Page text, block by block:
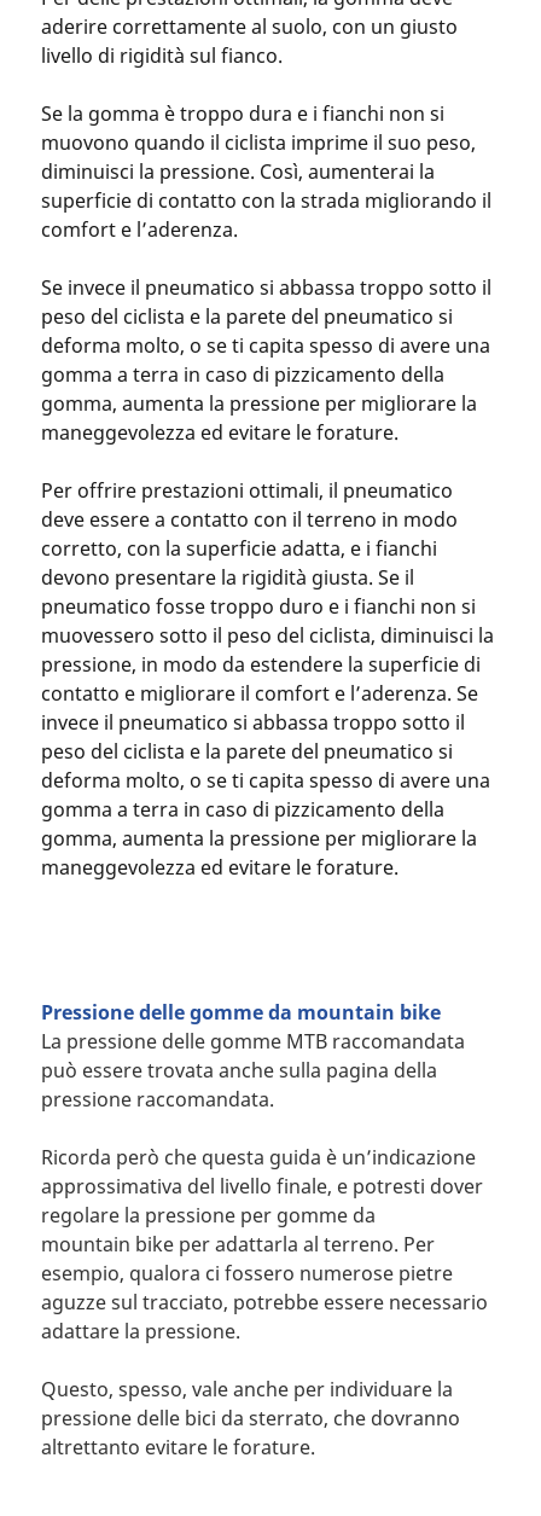
aderire correttamente al suolo, con un giusto
livello di rigidità sul fianco.
Se la gomma è troppo dura e i fianchi non si
muovono quando il ciclista imprime il suo peso,
diminuisci la pressione. Così, aumenterai la
superficie di contatto con la strada migliorando il
comfort e l’aderenza.
Se invece il pneumatico si abbassa troppo sotto il
peso del ciclista e la parete del pneumatico si
deforma molto, o se ti capita spesso di avere una
gomma a terra in caso di pizzicamento della
gomma, aumenta la pressione per migliorare la
maneggevolezza ed evitare le forature.
Per offrire prestazioni ottimali, il pneumatico
deve essere a contatto con il terreno in modo
corretto, con la superficie adatta, e i fianchi
devono presentare la rigidità giusta. Se il
pneumatico fosse troppo duro e i fianchi non si
muovessero sotto il peso del ciclista, diminuisci la
pressione, in modo da estendere la superficie di
contatto e migliorare il comfort e l’aderenza. Se
invece il pneumatico si abbassa troppo sotto il
peso del ciclista e la parete del pneumatico si
deforma molto, o se ti capita spesso di avere una
gomma a terra in caso di pizzicamento della
gomma, aumenta la pressione per migliorare la
maneggevolezza ed evitare le forature.
Pressione delle gomme da mountain bike
La pressione delle gomme MTB raccomandata
può essere trovata anche sulla pagina della
pressione raccomandata.
Ricorda però che questa guida è un’indicazione
approssimativa del livello finale, e potresti dover
regolare la pressione per gomme da
mountain bike per adattarla al terreno. Per
esempio, qualora ci fossero numerose pietre
aguzze sul tracciato, potrebbe essere necessario
adattare la pressione.
Questo, spesso, vale anche per individuare la
pressione delle bici da sterrato, che dovranno
altrettanto evitare le forature.